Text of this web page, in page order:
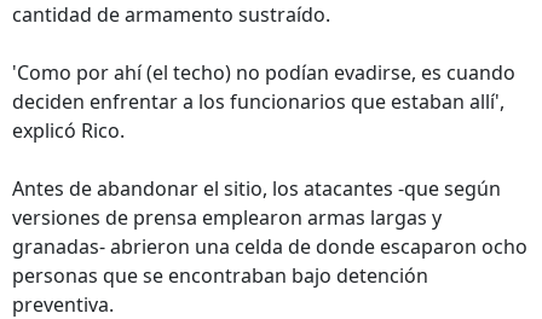
cantidad de armamento sustraído.
'Como por ahí (el techo) no podían evadirse, es cuando
deciden enfrentar a los funcionarios que estaban allí',
explicó Rico.
Antes de abandonar el sitio, los atacantes -que según
versiones de prensa emplearon armas largas y
granadas- abrieron una celda de donde escaparon ocho
personas que se encontraban bajo detención
preventiva.